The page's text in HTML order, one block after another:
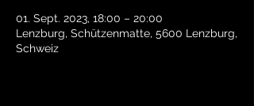
01. Sept. 2023, 18:00 – 20:00
Lenzburg, Schützenmatte, 5600 Lenzburg,
Schweiz